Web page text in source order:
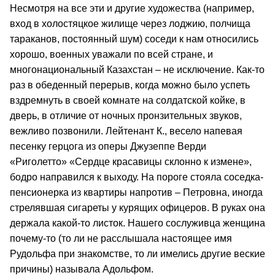
Несмотря на все эти и другие художества (например,
вход в холостяцкое жилище через лоджию, полчища
тараканов, постоянный шум) соседи к нам относились
хорошо, военных уважали по всей стране, и
многонациональный Казахстан – не исключение. Как-то
раз в обеденный перерыв, когда можно было успеть
вздремнуть в своей комнате на солдатской койке, в
дверь, в отличие от ночных пронзительных звуков,
вежливо позвонили. Лейтенант К., весело напевая
песенку герцога из оперы Джузеппе Верди
«Риголетто» «Сердце красавицы склонно к измене»,
бодро направился к выходу. На пороге стояла соседка-
пенсионерка из квартиры напротив – Петровна, иногда
стрелявшая сигареты у курящих офицеров. В руках она
держала какой-то листок. Нашего сослуживца женщина
почему-то (то ли не расслышала настоящее имя
Рудольфа при знакомстве, то ли имелись другие веские
причины) называла Адольфом.